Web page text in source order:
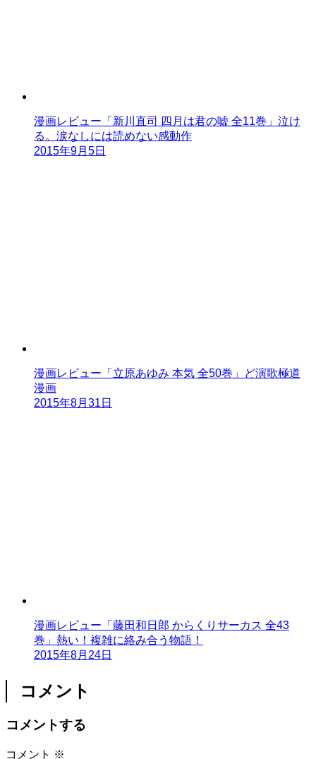
漫画レビュー「新川直司 四月は君の嘘 全11巻」泣け
る。涙なしには読めない感動作
2015年9月5日
漫画レビュー「立原あゆみ 本気 全50巻」ど演歌極道
漫画
2015年8月31日
漫画レビュー「藤田和日郎 からくりサーカス 全43
巻」熱い！複雑に絡み合う物語！
2015年8月24日
コメント
コメントする
コメント ※